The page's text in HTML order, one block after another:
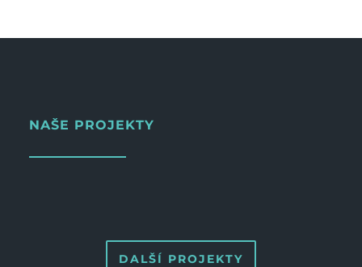
NAŠE PROJEKTY
DALŠÍ PROJEKTY